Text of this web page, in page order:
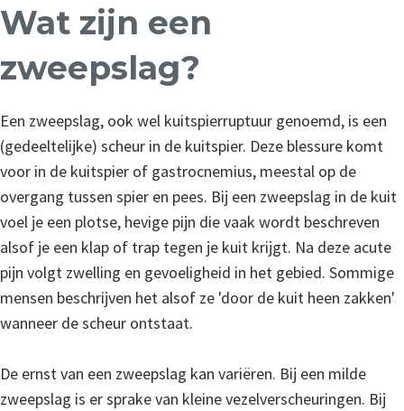
Wat zijn een
zweepslag?
Een zweepslag, ook wel kuitspierruptuur genoemd, is een
(gedeeltelijke) scheur in de kuitspier. Deze blessure komt
voor in de kuitspier of gastrocnemius, meestal op de
overgang tussen spier en pees. Bij een zweepslag in de kuit
voel je een plotse, hevige pijn die vaak wordt beschreven
alsof je een klap of trap tegen je kuit krijgt. Na deze acute
pijn volgt zwelling en gevoeligheid in het gebied. Sommige
mensen beschrijven het alsof ze 'door de kuit heen zakken'
wanneer de scheur ontstaat.
De ernst van een zweepslag kan variëren. Bij een milde
zweepslag is er sprake van kleine vezelverscheuringen. Bij